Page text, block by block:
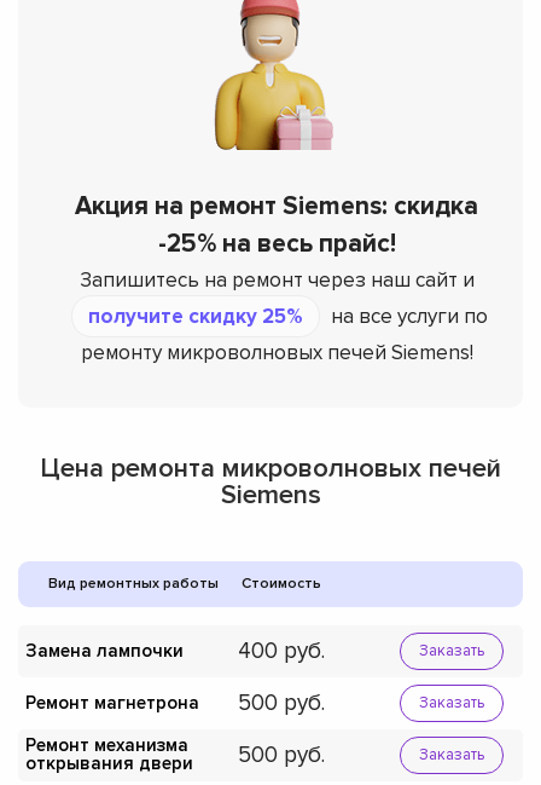
Акция на ремонт Siemens: скидка
-25% на весь прайс!
Запишитесь на ремонт через наш сайт и
получите скидку 25%
на все услуги по
ремонту микроволновых печей Siemens!
Цена ремонта микроволновых печей
Siemens
Вид ремонтных работы Стоимость
Замена лампочки 400 Заказать
Ремонт магнетрона 500 Заказать
Ремонт механизма
открывания двери
500 Заказать